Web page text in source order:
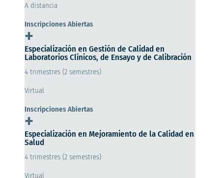
A distancia
Inscripciones Abiertas
+
Especialización en Gestión de Calidad en
Laboratorios Clínicos, de Ensayo y de Calibración
4 trimestres (2 semestres)
Virtual
Inscripciones Abiertas
+
Especialización en Mejoramiento de la Calidad en
Salud
4 trimestres (2 semestres)
Virtual